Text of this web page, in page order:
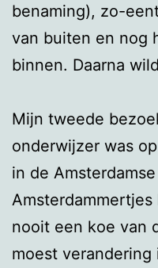
benaming), zo-
van buiten en nog
binnen. Daarna
Mijn tweede
onderwijzer was
in de
nooit een koe van
moest verandering